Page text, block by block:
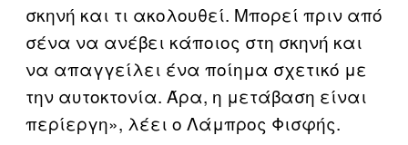
σκηνή και τι ακολουθεί. Μπορεί πριν από
σένα να ανέβει κάποιος στη σκηνή και
να απαγγείλει ένα ποίημα σχετικό με
την αυτοκτονία. Άρα, η μετάβαση είναι
περίεργη», λέει ο Λάμπρος Φισφής.